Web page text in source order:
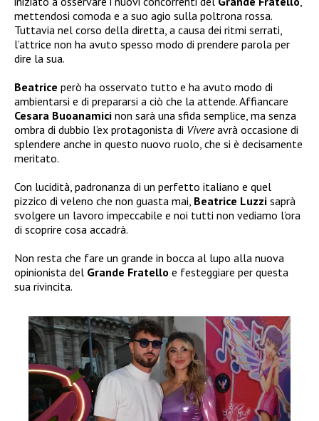
mettendosi comoda e a suo agio sulla poltrona rossa.
Tuttavia nel corso della diretta, a causa dei ritmi serrati,
l’attrice non ha avuto spesso modo di prendere parola per
dire la sua.
Beatrice però ha osservato tutto e ha avuto modo di
ambientarsi e di prepararsi a ciò che la attende. Affiancare
Cesara Buoanamici non sarà una sfida semplice, ma senza
ombra di dubbio l’ex protagonista di Vivereavrà occasione di
splendere anche in questo nuovo ruolo, che si è decisamente
meritato.
Con lucidità, padronanza di un perfetto italiano e quel
pizzico di veleno che non guasta mai, Beatrice Luzzi saprà
svolgere un lavoro impeccabile e noi tutti non vediamo l’ora
di scoprire cosa accadrà.
Non resta che fare un grande in bocca al lupo alla nuova
opinionista del Grande Fratello e festeggiare per questa
sua rivincita.